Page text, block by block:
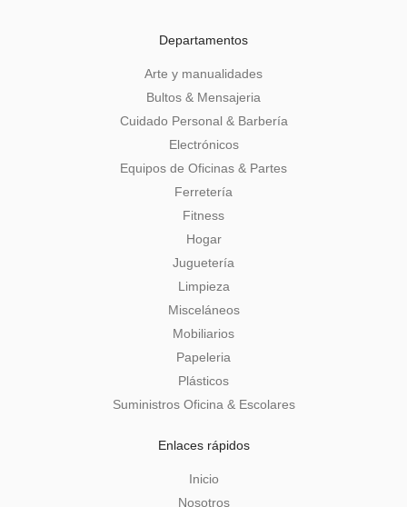
Departamentos
Arte y manualidades
Bultos & Mensajeria
Cuidado Personal & Barbería
Electrónicos
Equipos de Oficinas & Partes
Ferretería
Fitness
Hogar
Juguetería
Limpieza
Misceláneos
Mobiliarios
Papeleria
Plásticos
Suministros Oficina & Escolares
Enlaces rápidos
Inicio
Nosotros